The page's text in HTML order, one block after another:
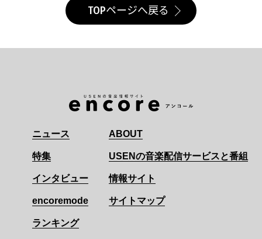
TOPページへ戻る
ニュース
特集
インタビュー
encoremode
ランキング
ABOUT
USENの音楽配信サービスと番組
情報サイト
サイトマップ